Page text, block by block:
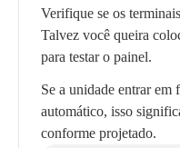
Verifique se os
Talvez você queira
para testar o painel.
Se a unidade entrar
automático, isso
conforme projetado.